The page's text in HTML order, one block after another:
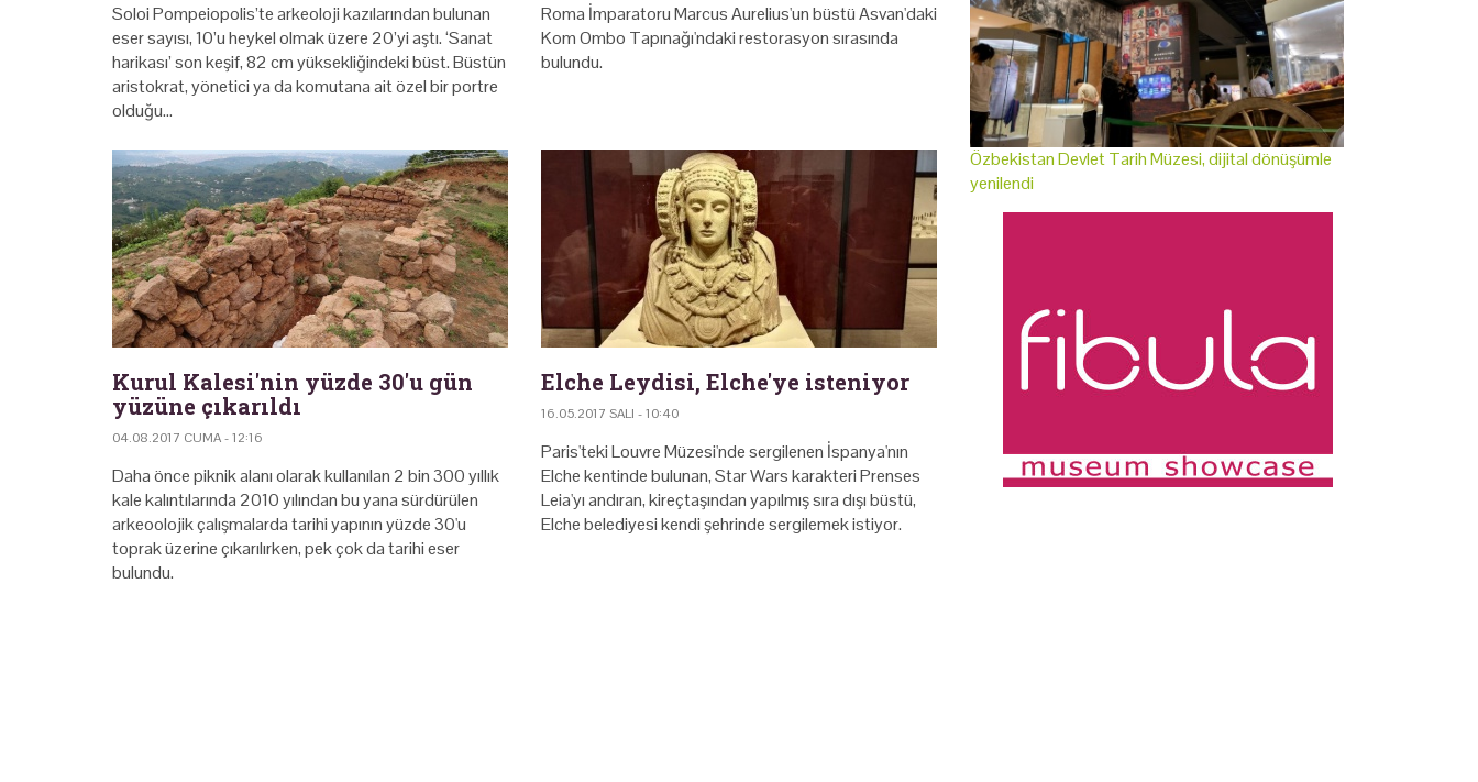
Soloi Pompeiopolis’te arkeoloji kazılarından bulunan
eser sayısı, 10’u heykel olmak üzere 20’yi aştı. ‘Sanat
harikası’ son keşif, 82 cm yüksekliğindeki büst. Büstün
aristokrat, yönetici ya da komutana ait özel bir portre
olduğu…
Roma İmparatoru Marcus Aurelius'un büstü Asvan'daki
Kom Ombo Tapınağı'ndaki restorasyon sırasında
bulundu.
Kurul Kalesi'nin yüzde 30'u gün
yüzüne çıkarıldı
04.08.2017 CUMA - 12:16
Daha önce piknik alanı olarak kullanılan 2 bin 300 yıllık
kale kalıntılarında 2010 yılından bu yana sürdürülen
arkeoolojik çalışmalarda tarihi yapının yüzde 30'u
toprak üzerine çıkarılırken, pek çok da tarihi eser
bulundu.
Elche Leydisi, Elche'ye isteniyor
16.05.2017 SALI - 10:40
Paris'teki Louvre Müzesi'nde sergilenen İspanya'nın
Elche kentinde bulunan, Star Wars karakteri Prenses
Leia'yı andıran, kireçtaşından yapılmış sıra dışı büstü,
Elche belediyesi kendi şehrinde sergilemek istiyor.
Özbekistan Devlet Tarih Müzesi, dijital dönüşümle
yenilendi